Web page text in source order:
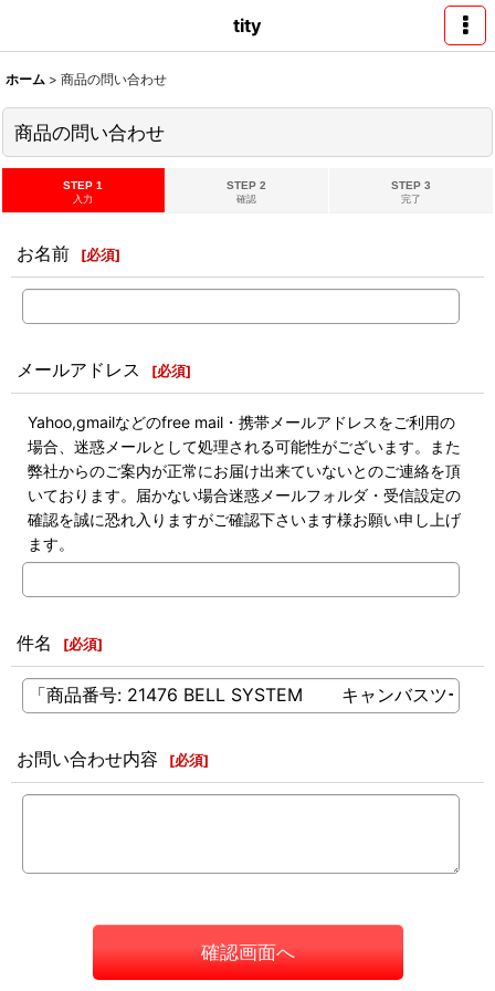
tity
ホーム > 商品の問い合わせ
商品の問い合わせ
STEP 1
入力
STEP 2
確認
STEP 3
完了
お名前 [必須]
メールアドレス [必須]
Yahoo,gmailなどのfree mail・携帯メールアドレスをご利用の
場合、迷惑メールとして処理される可能性がございます。また
弊社からのご案内が正常にお届け出来ていないとのご連絡を頂
いております。届かない場合迷惑メールフォルダ・受信設定の
確認を誠に恐れ入りますがご確認下さいます様お願い申し上げ
ます。
件名 [必須]
お問い合わせ内容 [必須]
確認画面へ